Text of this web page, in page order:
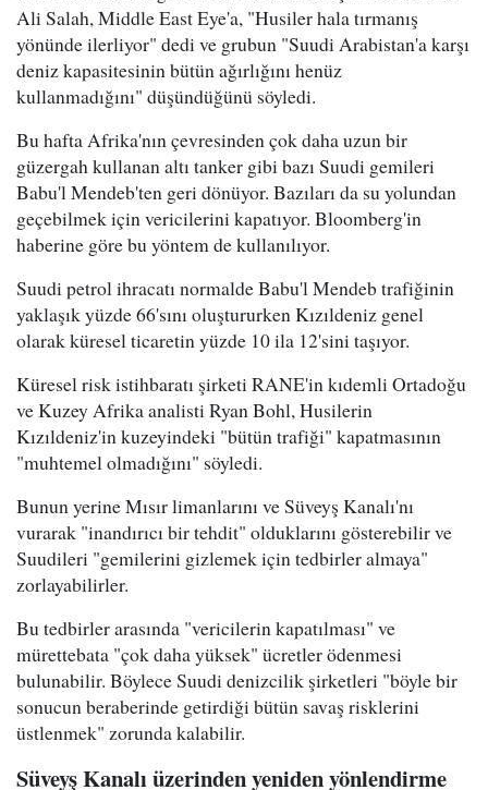
Ali Salah, Middle East Eye'a, "Husiler hala tırmanış
yönünde ilerliyor" dedi ve grubun "Suudi Arabistan'a karşı
deniz kapasitesinin bütün ağırlığını henüz
kullanmadığını" düşündüğünü söyledi.
Bu hafta Afrika'nın çevresinden çok daha uzun bir
güzergah kullanan altı tanker gibi bazı Suudi gemileri
Babu'l Mendeb'ten geri dönüyor. Bazıları da su yolundan
geçebilmek için vericilerini kapatıyor. Bloomberg'in
haberine göre bu yöntem de kullanılıyor.
Suudi petrol ihracatı normalde Babu'l Mendeb trafiğinin
yaklaşık yüzde 66'sını oluştururken Kızıldeniz genel
olarak küresel ticaretin yüzde 10 ila 12'sini taşıyor.
Küresel risk istihbaratı şirketi RANE'in kıdemli Ortadoğu
ve Kuzey Afrika analisti Ryan Bohl, Husilerin
Kızıldeniz'in kuzeyindeki "bütün trafiği" kapatmasının
"muhtemel olmadığını" söyledi.
Bunun yerine Mısır limanlarını ve Süveyş Kanalı'nı
vurarak "inandırıcı bir tehdit" olduklarını gösterebilir ve
Suudileri "gemilerini gizlemek için tedbirler almaya"
zorlayabilirler.
Bu tedbirler arasında "vericilerin kapatılması" ve
mürettebata "çok daha yüksek" ücretler ödenmesi
bulunabilir. Böylece Suudi denizcilik şirketleri "böyle bir
sonucun beraberinde getirdiği bütün savaş risklerini
üstlenmek" zorunda kalabilir.
Süveyş Kanalı üzerinden yeniden yönlendirme